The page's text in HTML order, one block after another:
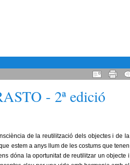
- 2ª edició
de la reutilització dels objectes i de la
estem a anys llum de les costums que tenen
dóna la oportunitat de reutilitzar un objecte i